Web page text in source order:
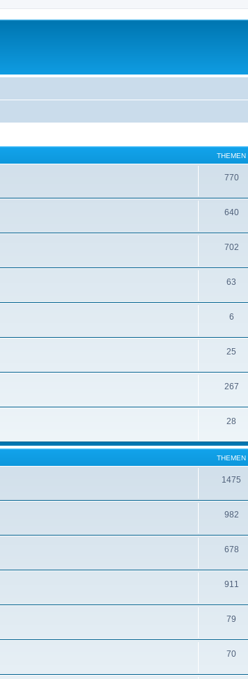
THEMEN
770
640
702
63
6
25
267
28
THEMEN
1475
982
678
911
79
70